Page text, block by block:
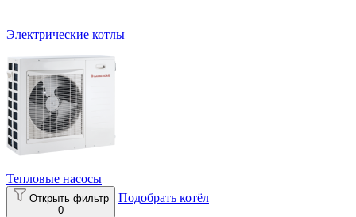
Электрические котлы
Тепловые насосы
Открыть фильтр
0
Подобрать котёл